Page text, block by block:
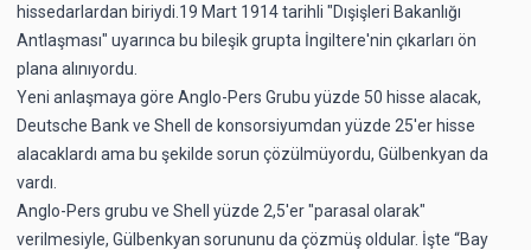
hissedarlardan biriydi.19 Mart 1914 tarihli "Dışişleri Bakanlığı
Antlaşması" uyarınca bu bileşik grupta İngiltere'nin çıkarları ön
plana alınıyordu.
Yeni anlaşmaya göre Anglo-Pers Grubu yüzde 50 hisse alacak,
Deutsche Bank ve Shell de konsorsiyumdan yüzde 25'er hisse
alacaklardı ama bu şekilde sorun çözülmüyordu, Gülbenkyan da
vardı.
Anglo-Pers grubu ve Shell yüzde 2,5'er "parasal olarak"
verilmesiyle, Gülbenkyan sorununu da çözmüş oldular. İşte “Bay